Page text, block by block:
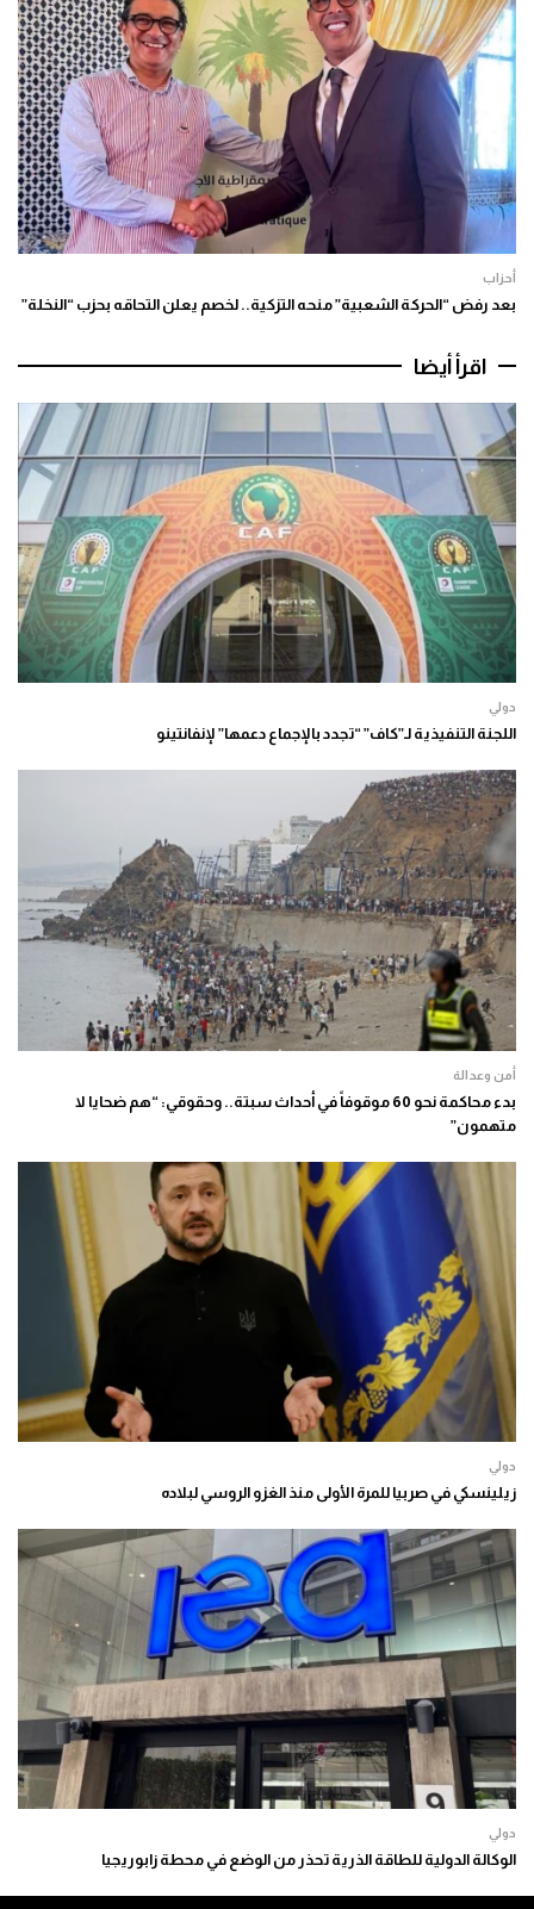
أحزاب
بعد رفض “الحركة الشعبية” منحه التزكية.. لخصم يعلن التحاقه بحزب “النخلة”
اقرأ أيضا
دولي
اللجنة التنفيذية لـ”كاف” “تجدد بالإجماع دعمها” لإنفانتينو
أمن وعدالة
بدء محاكمة نحو 60 موقوفاً في أحداث سبتة.. وحقوقي: “هم ضحايا لا
متهمون”
دولي
زيلينسكي في صربيا للمرة الأولى منذ الغزو الروسي لبلاده
دولي
الوكالة الدولية للطاقة الذرية تحذر من الوضع في محطة زابوريجيا